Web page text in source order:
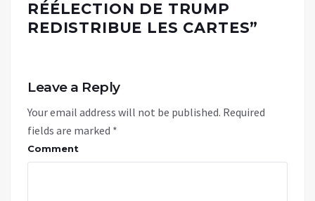
RÉÉLECTION DE TRUMP
REDISTRIBUE LES CARTES”
Leave a Reply
Your email address will not be published. Required
fields are marked *
Comment